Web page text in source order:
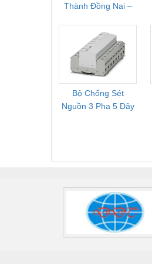
Vòng bi - Bạc đạn
Xe hơi - Phụ tùng
Xe tải - phụ tùng
Thành Đồng Nai –
Mới, Pallet Cũ Giá
Tốt
Bộ Chống Sét
Nguồn 3 Pha 5 Dây